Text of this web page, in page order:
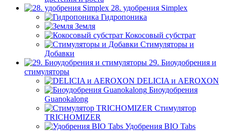
28. удобрения Simplex
Гидропоника
Земля
Кокосовый субстрат
Стимуляторы и
Добавки
29. Биоудобрения и
стимуляторы
DELICIA и AEROXON
Биоудобрения
Guanokalong
Стимулятор
TRICHOMIZER
Удобрения BIO Tabs